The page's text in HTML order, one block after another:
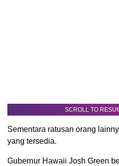
SCROLL TO
Sementara ratusan orang
yang tersedia.
Gubernur Hawaii Josh Green